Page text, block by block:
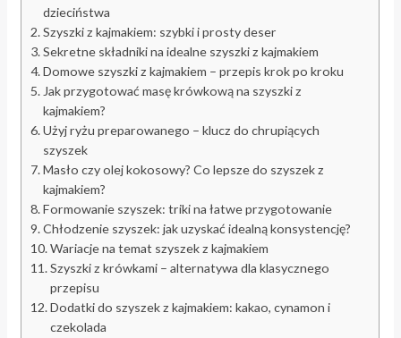
dzieciństwa
Szyszki z kajmakiem: szybki i prosty deser
Sekretne składniki na idealne szyszki z kajmakiem
Domowe szyszki z kajmakiem – przepis krok po kroku
Jak przygotować masę krówkową na szyszki z
kajmakiem?
Użyj ryżu preparowanego – klucz do chrupiących
szyszek
Masło czy olej kokosowy? Co lepsze do szyszek z
kajmakiem?
Formowanie szyszek: triki na łatwe przygotowanie
Chłodzenie szyszek: jak uzyskać idealną konsystencję?
Wariacje na temat szyszek z kajmakiem
Szyszki z krówkami – alternatywa dla klasycznego
przepisu
Dodatki do szyszek z kajmakiem: kakao, cynamon i
czekolada